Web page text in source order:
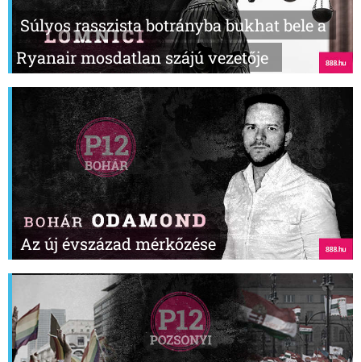
Súlyos rasszista botrányba bukhat bele a
Ryanair mosdatlan szájú vezetője
Az új évszázad mérkőzése